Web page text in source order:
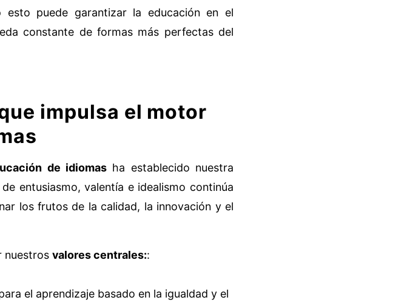
puede garantizar la educación en el
constante de formas más perfectas del
impulsa el motor
de idiomasha establecido nuestra
entusiasmo, valentía e idealismo continúa
los frutos de la calidad, la innovación y el
nuestros valores centrales::
el aprendizaje basado en la igualdad y el